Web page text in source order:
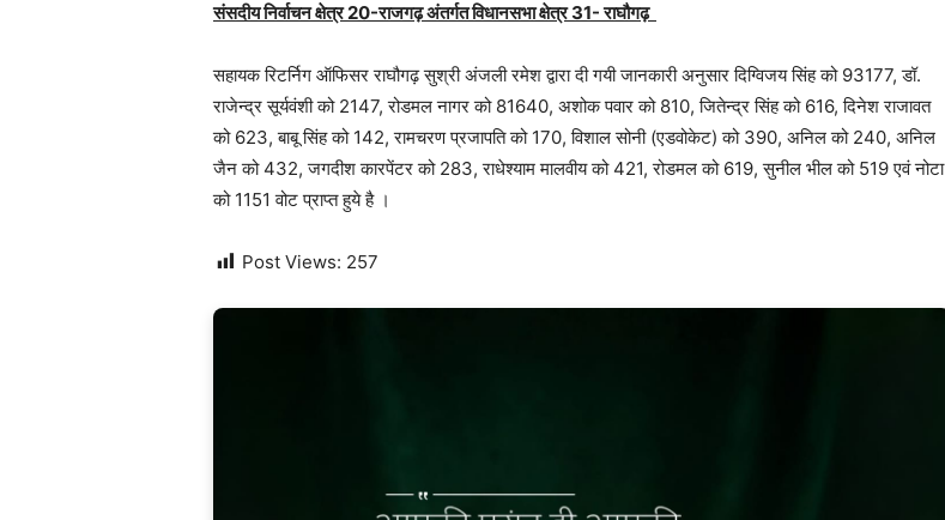
संसदीय निर्वाचन क्षेत्र 20-राजगढ़ अंतर्गत विधानसभा क्षेत्र 31- राघौगढ़
सहायक रिटर्निग ऑफिसर राघौगढ़ सुश्री अंजली रमेश द्वारा दी गयी जानकारी अनुसार दिग्विजय सिंह को 93177, डॉ.
राजेन्‍द्र सूर्यवंशी को 2147, रोडमल नागर को 81640, अशोक पवार को 810, जितेन्‍द्र सिंह को 616, दिनेश राजावत
को 623, बाबू सिंह को 142, रामचरण प्रजापति को 170, विशाल सोनी (एडवोकेट) को 390, अनिल को 240, अनिल
जैन को 432, जगदीश कारपेंटर को 283, राधेश्‍याम मालवीय को 421, रोडमल को 619, सुनील भील को 519 एवं नोटा
को 1151 वोट प्राप्‍त हुये है ।
Post Views: 257